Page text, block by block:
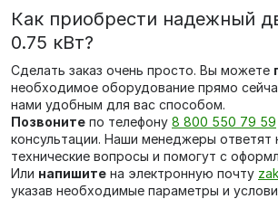
Как приобрести надежный
0.75 кВт?
Сделать заказ очень просто. Вы можете
необходимое оборудование прямо
нами удобным для вас способом.
Позвоните по телефону 8 800 550 79 59
консультации. Наши менеджеры ответят
технические вопросы и помогут с
Или напишите на электронную почту
указав необходимые параметры и